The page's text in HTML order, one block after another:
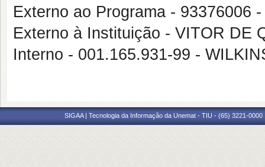
Externo ao Programa - 93376006
Externo à Instituição - VITOR DE
Interno - 001.165.931-99 -
SIGAA | Tecnologia da Informação da Unemat - TIU - (65) 3221-